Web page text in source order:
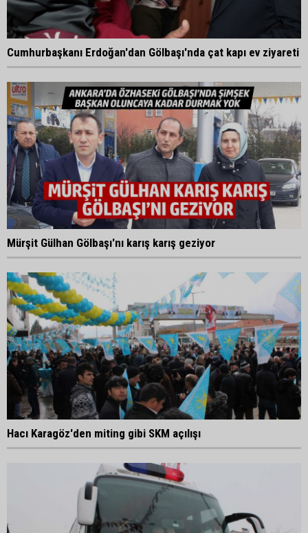
Cumhurbaşkanı Erdoğan'dan Gölbaşı'nda çat kapı ev ziyareti
Mürşit Gülhan Gölbaşı'nı karış karış geziyor
Hacı Karagöz'den miting gibi SKM açılışı